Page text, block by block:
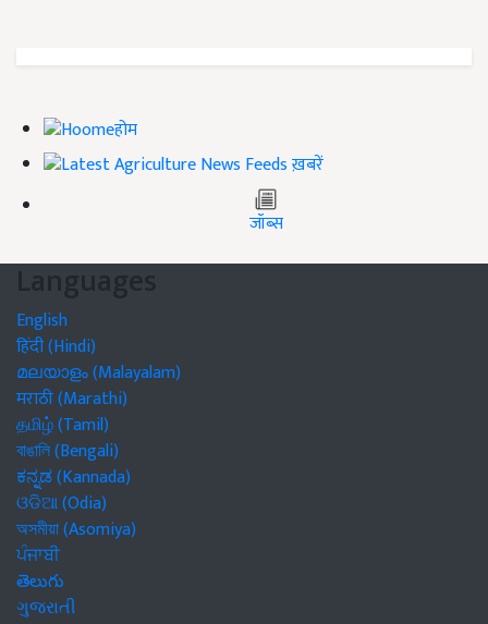
होम
ख़बरें
जॉब्स
Languages
English
हिंदी (Hindi)
മലയാളം (Malayalam)
मराठी (Marathi)
தமிழ் (Tamil)
বাঙালি (Bengali)
ಕನ್ನಡ (Kannada)
ଓଡିଆ (Odia)
অসমীয়া (Asomiya)
ਪੰਜਾਬੀ
తెలుగు
ગુજરાતી